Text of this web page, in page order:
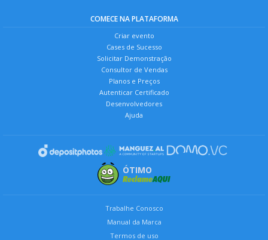
COMECE NA PLATAFORMA
Criar evento
Cases de Sucesso
Solicitar Demonstração
Consultor de Vendas
Planos e Preços
Autenticar Certificado
Desenvolvedores
Ajuda
ÓTIMO
Trabalhe Conosco
Manual da Marca
Termos de uso